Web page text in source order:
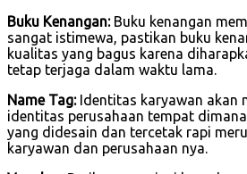
Buku Kenangan:Buku kenangan
sangat istimewa, pastikan buku
kualitas yang bagus karena
tetap terjaga dalam waktu lama.
Name Tag:Identitas karyawan akan
identitas perusahaan tempat
yang didesain dan tercetak rapi
karyawan dan perusahaan nya.